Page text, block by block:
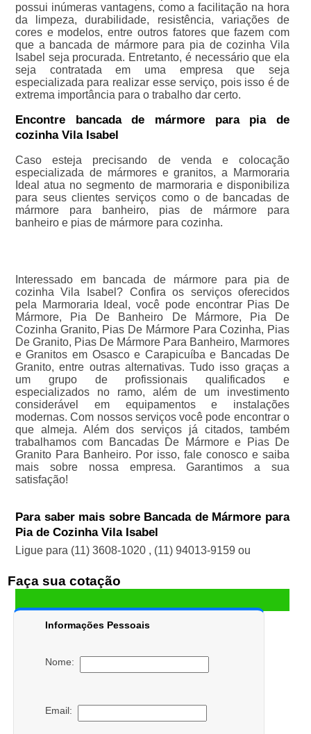
possui inúmeras vantagens, como a facilitação na hora
da limpeza, durabilidade, resistência, variações de
cores e modelos, entre outros fatores que fazem com
que a bancada de mármore para pia de cozinha Vila
Isabel seja procurada. Entretanto, é necessário que ela
seja contratada em uma empresa que seja
especializada para realizar esse serviço, pois isso é de
extrema importância para o trabalho dar certo.
Encontre bancada de mármore para pia de
cozinha Vila Isabel
Caso esteja precisando de venda e colocação
especializada de mármores e granitos, a Marmoraria
Ideal atua no segmento de marmoraria e disponibiliza
para seus clientes serviços como o de bancadas de
mármore para banheiro, pias de mármore para
banheiro e pias de mármore para cozinha.
Interessado em bancada de mármore para pia de
cozinha Vila Isabel? Confira os serviços oferecidos
pela Marmoraria Ideal, você pode encontrar Pias De
Mármore, Pia De Banheiro De Mármore, Pia De
Cozinha Granito, Pias De Mármore Para Cozinha, Pias
De Granito, Pias De Mármore Para Banheiro, Marmores
e Granitos em Osasco e Carapicuíba e Bancadas De
Granito, entre outras alternativas. Tudo isso graças a
um grupo de profissionais qualificados e
especializados no ramo, além de um investimento
considerável em equipamentos e instalações
modernas. Com nossos serviços você pode encontrar o
que almeja. Além dos serviços já citados, também
trabalhamos com Bancadas De Mármore e Pias De
Granito Para Banheiro. Por isso, fale conosco e saiba
mais sobre nossa empresa. Garantimos a sua
satisfação!
Para saber mais sobre Bancada de Mármore para
Pia de Cozinha Vila Isabel
Ligue para (11) 3608-1020 , (11) 94013-9159 ou
Faça sua cotação
Informações Pessoais
Nome:
Email: